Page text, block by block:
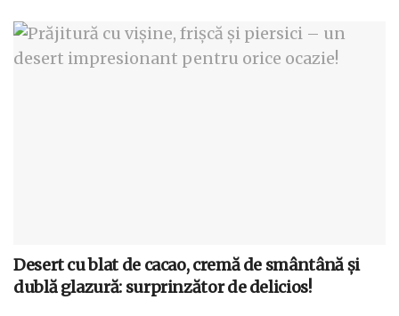
Desert cu blat de cacao, cremă de smântână și
dublă glazură: surprinzător de delicios!